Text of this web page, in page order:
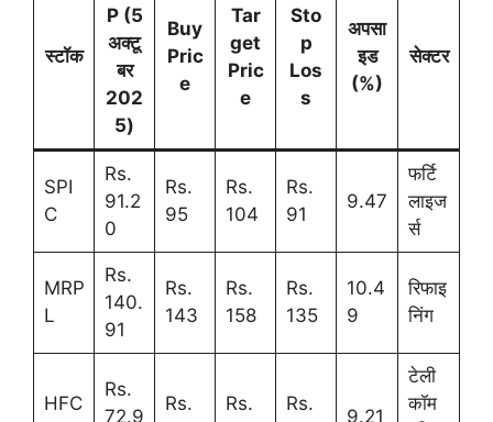
स्टॉक
P (5
अक्टू
बर
202
5)
Buy
Pric
e
Tar
get
Pric
e
Sto
p
Los
s
अपसा
इड
(%)
सेक्टर
SPI
C
Rs.
91.2
0
Rs.
95
Rs.
104
Rs.
91
9.47
फर्टि
लाइज
र्स
MRP
L
Rs.
140.
91
Rs.
143
Rs.
158
Rs.
135
10.4
9
रिफाइ
निंग
HFC
Rs.
72.9
Rs.
Rs.
Rs.
9.21
टेली
कॉम